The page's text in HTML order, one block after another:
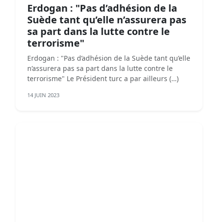
Erdogan : "Pas d’adhésion de la
Suède tant qu’elle n’assurera pas
sa part dans la lutte contre le
terrorisme"
Erdogan : "Pas d’adhésion de la Suède tant qu’elle
n’assurera pas sa part dans la lutte contre le
terrorisme" Le Président turc a par ailleurs (…)
14 JUIN 2023